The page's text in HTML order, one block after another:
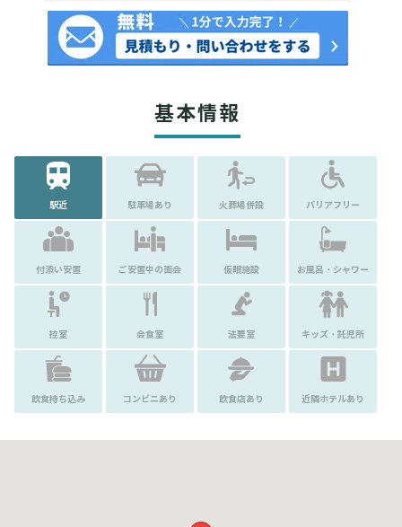
基本情報
駅近 駐車場あり 火葬場併設 バリアフリー
付添い安置 ご安置中の面会 仮眠施設 お風呂・シャワー
控室 会食室 法要室 キッズ・託児所
飲食持ち込み コンビニあり 飲食店あり 近隣ホテルあり